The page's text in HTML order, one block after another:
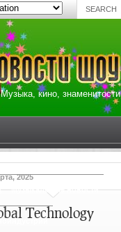
Музыка, кино, знаменитости
Музыкальные новости
2025
Technology